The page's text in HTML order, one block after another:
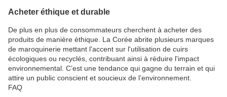
Acheter éthique et durable
De plus en plus de consommateurs cherchent à acheter des
produits de manière éthique. La Corée abrite plusieurs marques
de maroquinerie mettant l'accent sur l'utilisation de cuirs
écologiques ou recyclés, contribuant ainsi à réduire l'impact
environnemental. C’est une tendance qui gagne du terrain et qui
attire un public conscient et soucieux de l’environnement.
FAQ